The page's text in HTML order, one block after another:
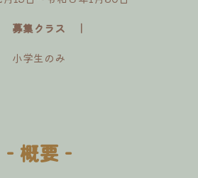
　募集クラス　｜
小学生のみ
- 概要 -